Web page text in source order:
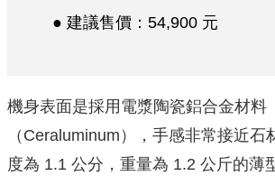
● 建議售價：54,900 元
機身表面是採用電漿陶瓷鋁合金材料
（Ceraluminum），手感非常接近石
度為 1.1 公分，重量為 1.2 公斤的薄